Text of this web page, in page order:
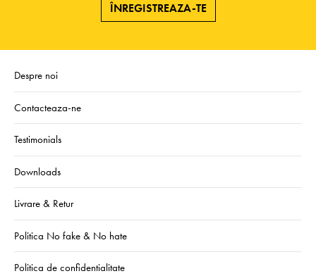
ÎNREGISTREAZA-TE
Despre noi
Contacteaza-ne
Testimonials
Downloads
Livrare & Retur
Politica No fake & No hate
Politica de confidentialitate